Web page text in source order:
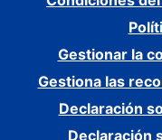
Gestionar la
Gestiona las
Declaración
Declaración